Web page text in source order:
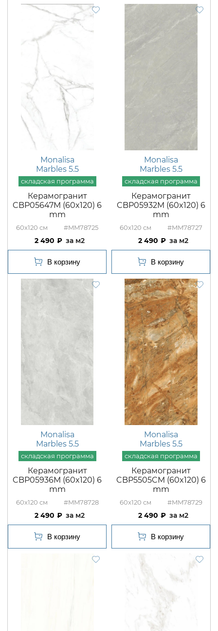
Monalisa
Marbles 5.5
Керамогранит
CBP05647M (60x120) 6
mm
60x120 #MM78725
2 490 м2
Monalisa
Marbles 5.5
Керамогранит
CBP05932M (60x120) 6
mm
60x120 #MM78727
2 490 м2
Monalisa
Marbles 5.5
Керамогранит
CBP05936M (60x120) 6
mm
60x120 #MM78728
2 490 м2
Monalisa
Marbles 5.5
Керамогранит
CBP5505CM (60x120) 6
mm
60x120 #MM78729
2 490 м2